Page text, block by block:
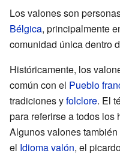
Los valones son
Bélgica, principalmente
comunidad única dentro
Históricamente, los
común con el Pueblo
tradiciones yfolclore. El
para referirse a todos los
Algunos valones
el Idioma valón, el